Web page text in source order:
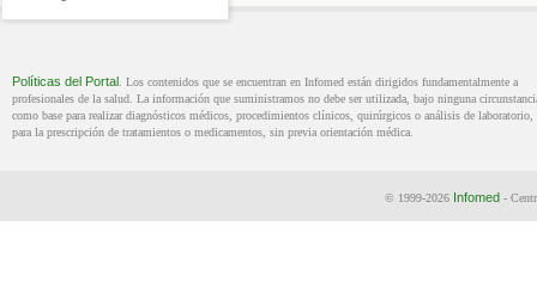
Políticas del Portal . Los contenidos que se encuentran en Infomed están dirigidos fundamentalmente a
profesionales de la salud. La información que suministramos no debe ser utilizada, bajo ninguna
como base para realizar diagnósticos médicos, procedimientos clínicos, quirúrgicos o análisis de laboratorio,
para la prescripción de tratamientos o medicamentos, sin previa orientación médica.
© 1999-2026 Infomed -